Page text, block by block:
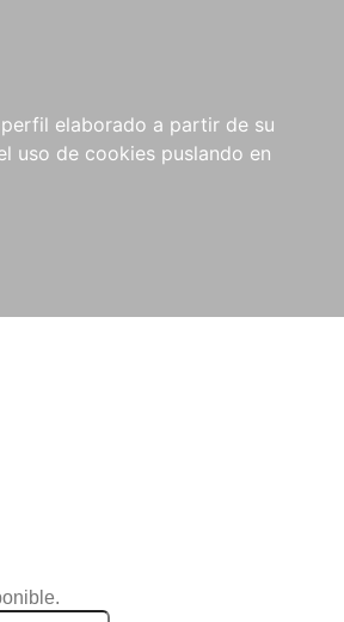
elaborado a partir de su
uso de cookies puslando en